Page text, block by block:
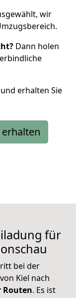
wir
Dann holen
erhalten Sie
für
bei der
Kiel nach
. Es ist